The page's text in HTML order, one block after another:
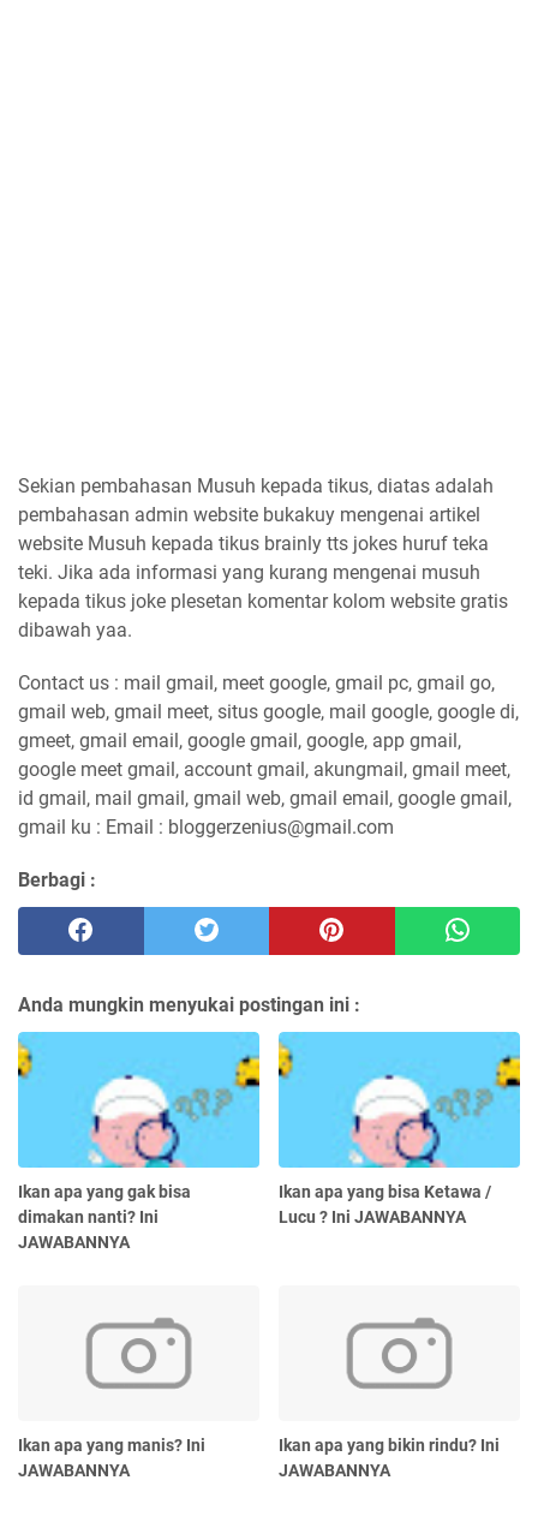
Sekian pembahasan Musuh kepada tikus, diatas adalah
pembahasan admin website bukakuy mengenai artikel
website Musuh kepada tikus brainly tts jokes huruf teka
teki. Jika ada informasi yang kurang mengenai musuh
kepada tikus joke plesetan komentar kolom website gratis
dibawah yaa.
Contact us : mail gmail, meet google, gmail pc, gmail go,
gmail web, gmail meet, situs google, mail google, google di,
gmeet, gmail email, google gmail, google, app gmail,
google meet gmail, account gmail, akungmail, gmail meet,
id gmail, mail gmail, gmail web, gmail email, google gmail,
gmail ku : Email : bloggerzenius@gmail.com
Berbagi :
Anda mungkin menyukai postingan ini :
Ikan apa yang gak bisa
dimakan nanti? Ini
JAWABANNYA
Ikan apa yang bisa Ketawa /
Lucu ? Ini JAWABANNYA
Ikan apa yang manis? Ini
JAWABANNYA
Ikan apa yang bikin rindu? Ini
JAWABANNYA